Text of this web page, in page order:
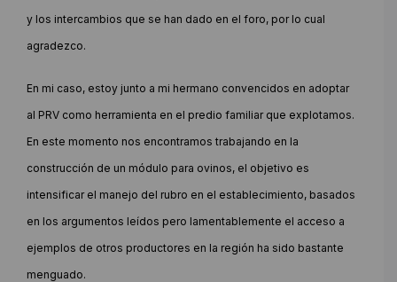
y los intercambios que se han dado en el foro, por lo cual
agradezco.
En mi caso, estoy junto a mi hermano convencidos en adoptar
al PRV como herramienta en el predio familiar que explotamos.
En este momento nos encontramos trabajando en la
construcción de un módulo para ovinos, el objetivo es
intensificar el manejo del rubro en el establecimiento, basados
en los argumentos leídos pero lamentablemente el acceso a
ejemplos de otros productores en la región ha sido bastante
menguado.